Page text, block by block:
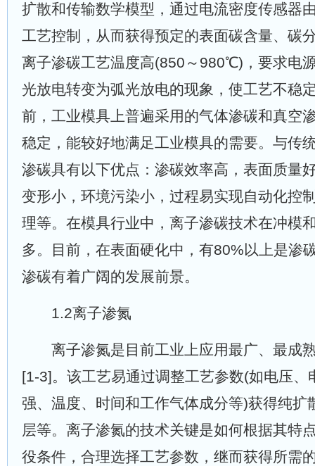
扩散和传输数学模型，通过电流密度传感器
工艺控制，从而获得预定的表面碳含量、碳
离子渗碳工艺温度高(850～980℃)，要求电
光放电转变为弧光放电的现象，使工艺不稳
前，工业模具上普遍采用的气体渗碳和真空
稳定，能较好地满足工业模具的需要。与传
渗碳具有以下优点：渗碳效率高，表面质量
变形小，环境污染小，过程易实现自动化控
理等。在模具行业中，离子渗碳技术在冲模
多。目前，在表面硬化中，有80%以上是渗
渗碳有着广阔的发展前景。
1.2离子渗氮
离子渗氮是目前工业上应用最广、最成
[1-3]。该工艺易通过调整工艺参数(如电压、
强、温度、时间和工作气体成分等)获得纯扩
层等。离子渗氮的技术关键是如何根据其特
役条件，合理选择工艺参数，继而获得所需